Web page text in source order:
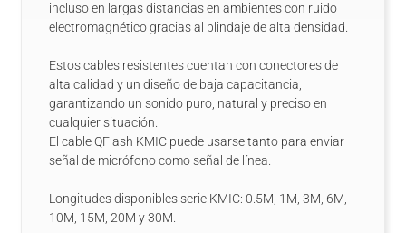
incluso en largas distancias en ambientes con ruido
electromagnético gracias al blindaje de alta densidad.
Estos cables resistentes cuentan con conectores de
alta calidad y un diseño de baja capacitancia,
garantizando un sonido puro, natural y preciso en
cualquier situación.
El cable QFlash KMIC puede usarse tanto para enviar
señal de micrófono como señal de línea.
Longitudes disponibles serie KMIC: 0.5M, 1M, 3M, 6M,
10M, 15M, 20M y 30M.